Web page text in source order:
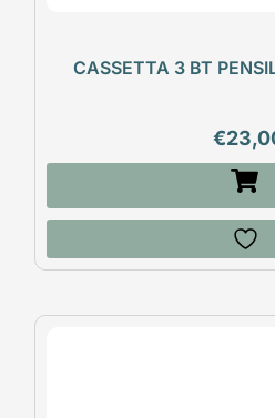
CASSETTA 3 BT
€